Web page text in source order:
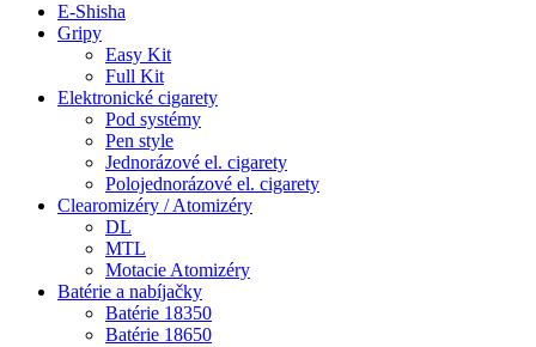
E-Shisha
Gripy
Easy Kit
Full Kit
Elektronické cigarety
Pod systémy
Pen style
Jednorázové el. cigarety
Polojednorázové el. cigarety
Clearomizéry / Atomizéry
DL
MTL
Motacie Atomizéry
Batérie a nabíjačky
Batérie 18350
Batérie 18650